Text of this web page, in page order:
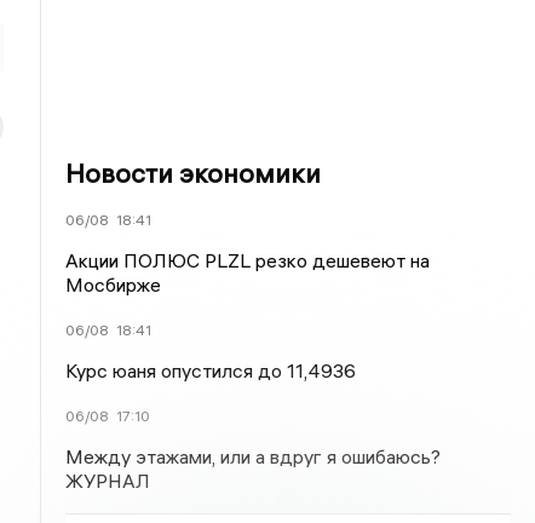
Новости экономики
06/08 18:41
Акции ПОЛЮС PLZL резко дешевеют на
Мосбирже
06/08 18:41
Курс юаня опустился до 11,4936
06/08 17:10
Между этажами, или а вдруг я ошибаюсь?
ЖУРНАЛ